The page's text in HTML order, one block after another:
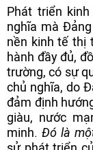
Phát triển
nghĩa mà
nền kinh tế thị
hành đầy đủ,
trường, có sự
chủ nghĩa, do
đảm định
giàu, nước
minh. Đó là